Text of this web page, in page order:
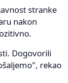
stranke
nakon
Dogovorili
rekao